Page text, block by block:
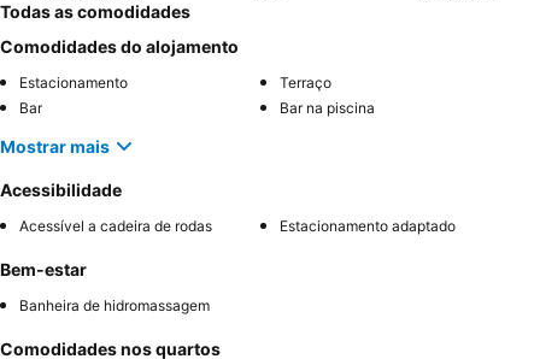
Todas as comodidades
Comodidades do alojamento
Estacionamento
Terraço
Bar
Bar na piscina
Mostrar mais
Acessibilidade
Acessível a cadeira de rodas Estacionamento adaptado
Bem-estar
Banheira de hidromassagem
Comodidades nos quartos